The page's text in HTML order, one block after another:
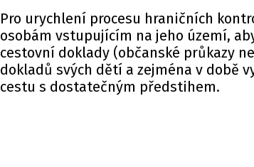
Pro urychlení procesu hraničních
osobám vstupujícím na jeho území,
cestovní doklady (občanské průkazy
dokladů svých dětí a zejména v době
cestu s dostatečným předstihem.